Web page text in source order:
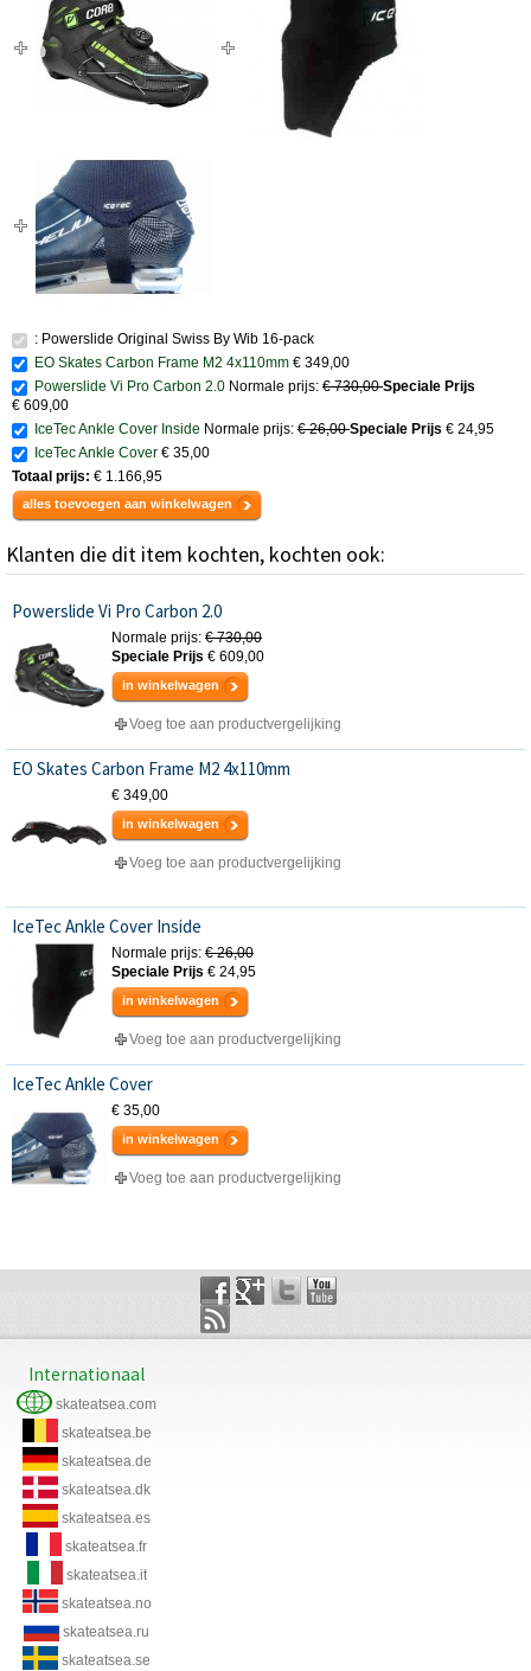
: Powerslide Original Swiss By Wib 16-pack
EO Skates Carbon Frame M2 4x110mm € 349,00
Powerslide Vi Pro Carbon 2.0 Normale prijs: € 730,00Speciale Prijs
€ 609,00
IceTec Ankle Cover Inside Normale prijs: € 26,00Speciale Prijs € 24,95
IceTec Ankle Cover € 35,00
Totaal prijs: € 1.166,95
alles toevoegen aan winkelwagen
Klanten die dit item kochten, kochten ook:
Powerslide Vi Pro Carbon 2.0
Normale prijs: € 730,00
Speciale Prijs € 609,00
in winkelwagen
Voeg toe aan productvergelijking
EO Skates Carbon Frame M2 4x110mm
€ 349,00
in winkelwagen
Voeg toe aan productvergelijking
IceTec Ankle Cover Inside
Normale prijs: € 26,00
Speciale Prijs € 24,95
in winkelwagen
Voeg toe aan productvergelijking
IceTec Ankle Cover
€ 35,00
in winkelwagen
Voeg toe aan productvergelijking
Internationaal
skateatsea.com
skateatsea.be
skateatsea.de
skateatsea.dk
skateatsea.es
skateatsea.fr
skateatsea.it
skateatsea.no
skateatsea.ru
skateatsea.se